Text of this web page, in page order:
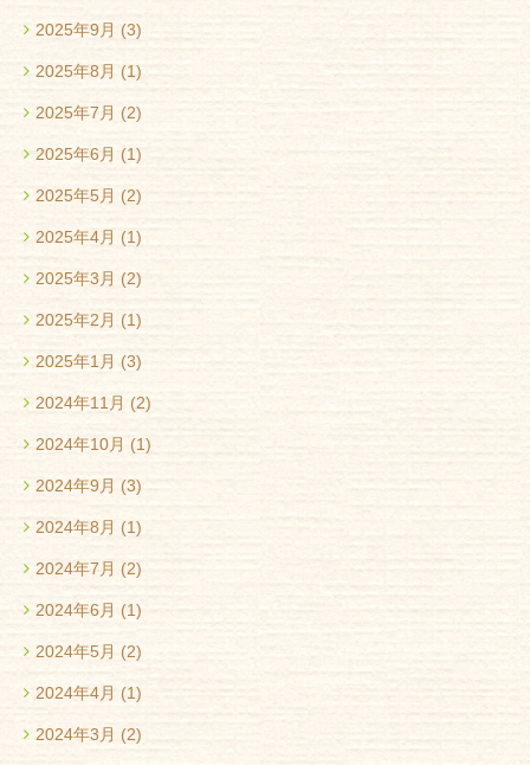
2025年9月 (3)
2025年8月 (1)
2025年7月 (2)
2025年6月 (1)
2025年5月 (2)
2025年4月 (1)
2025年3月 (2)
2025年2月 (1)
2025年1月 (3)
2024年11月 (2)
2024年10月 (1)
2024年9月 (3)
2024年8月 (1)
2024年7月 (2)
2024年6月 (1)
2024年5月 (2)
2024年4月 (1)
2024年3月 (2)